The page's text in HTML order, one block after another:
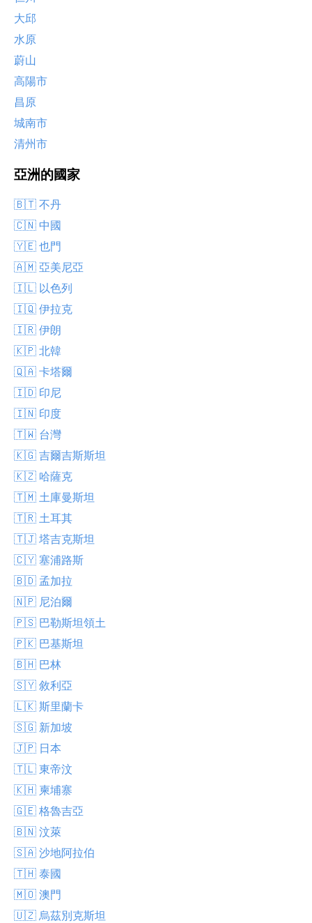
大邱
水原
蔚山
高陽市
昌原
城南市
清州市
亞洲的國家
🇧🇹 不丹
🇨🇳 中國
🇾🇪 也門
🇦🇲 亞美尼亞
🇮🇱 以色列
🇮🇶 伊拉克
🇮🇷 伊朗
🇰🇵 北韓
🇶🇦 卡塔爾
🇮🇩 印尼
🇮🇳 印度
🇹🇼 台灣
🇰🇬 吉爾吉斯斯坦
🇰🇿 哈薩克
🇹🇲 土庫曼斯坦
🇹🇷 土耳其
🇹🇯 塔吉克斯坦
🇨🇾 塞浦路斯
🇧🇩 孟加拉
🇳🇵 尼泊爾
🇵🇸 巴勒斯坦領土
🇵🇰 巴基斯坦
🇧🇭 巴林
🇸🇾 敘利亞
🇱🇰 斯里蘭卡
🇸🇬 新加坡
🇯🇵 日本
🇹🇱 東帝汶
🇰🇭 柬埔寨
🇬🇪 格魯吉亞
🇧🇳 汶萊
🇸🇦 沙地阿拉伯
🇹🇭 泰國
🇲🇴 澳門
🇺🇿 烏茲別克斯坦